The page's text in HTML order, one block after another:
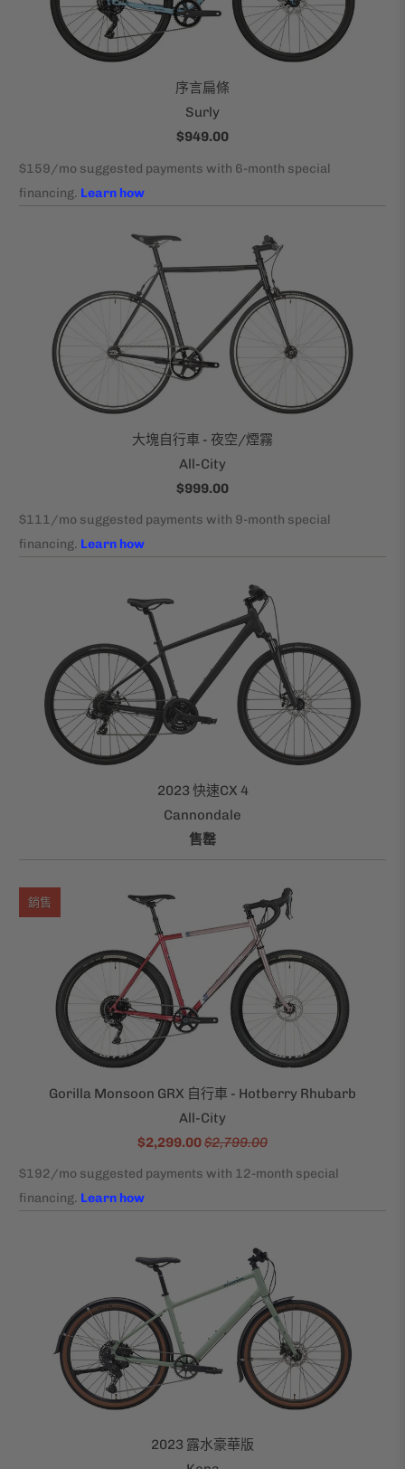
序言扁條
Surly
$949.00
大塊自行車 - 夜空/煙霧
All-City
$999.00
2023 快速CX 4
Cannondale
售罄
Gorilla Monsoon GRX 自行車 - Hotberry Rhubarb
All-City
$2,299.00$2,799.00
銷售
2023 露水豪華版